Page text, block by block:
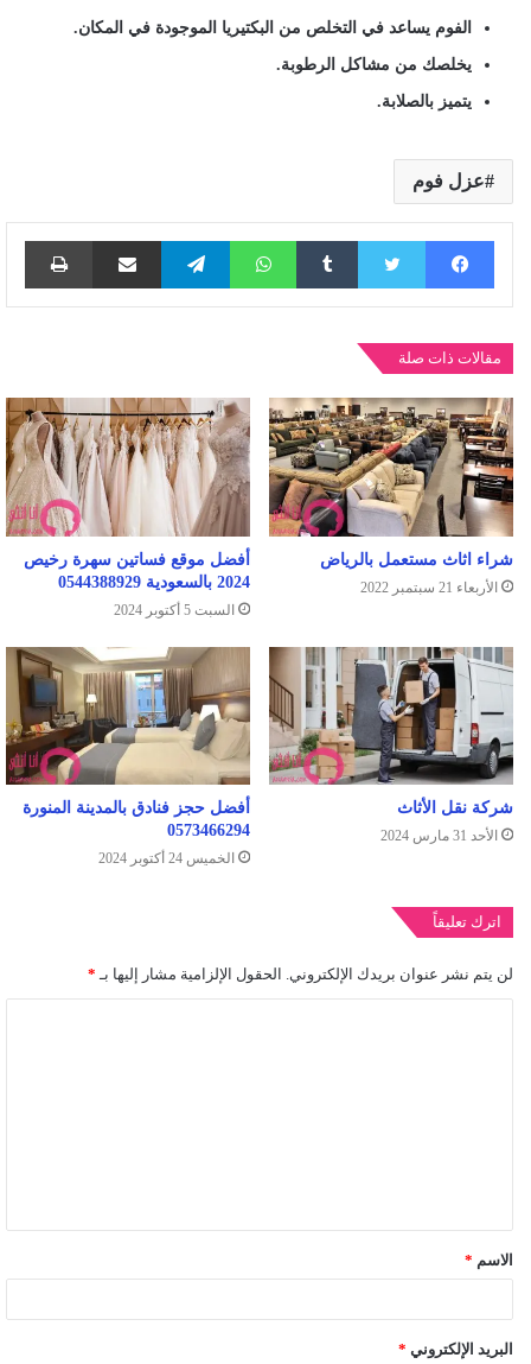
الفوم يساعد في التخلص من البكتيريا الموجودة في المكان.
يخلصك من مشاكل الرطوبة.
يتميز بالصلابة.
عزل فوم
فيسبوك تويتر واتساب تيلقرام مشاركة عبر البريد
مقالات ذات صلة
شراء اثاث مستعمل بالرياض
الأربعاء 21 سبتمبر 2022
أفضل موقع فساتين سهرة رخيص
2024 بالسعودية 0544388929
السبت 5 أكتوبر 2024
شركة نقل الأثاث
الأحد 31 مارس 2024
أفضل حجز فنادق بالمدينة المنورة
0573466294
الخميس 24 أكتوبر 2024
اترك تعليقاً
لن يتم نشر عنوان بريدك الإلكتروني. الحقول الإلزامية مشار إليها بـ *
ق
*الاسم *
البريد الإلكتروني *